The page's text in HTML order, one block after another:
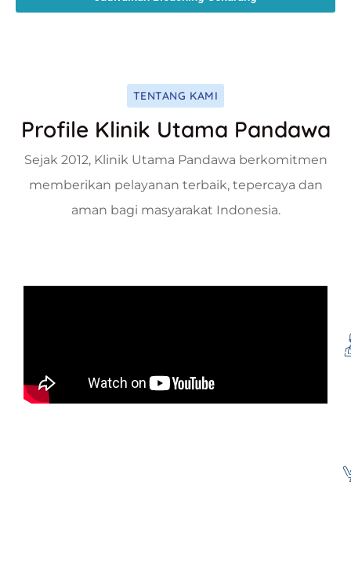
TENTANG KAMI
Profile Klinik Utama Pandawa
Sejak 2012, Klinik Utama Pandawa berkomitmen
memberikan pelayanan terbaik, tepercaya dan
aman bagi masyarakat Indonesia.